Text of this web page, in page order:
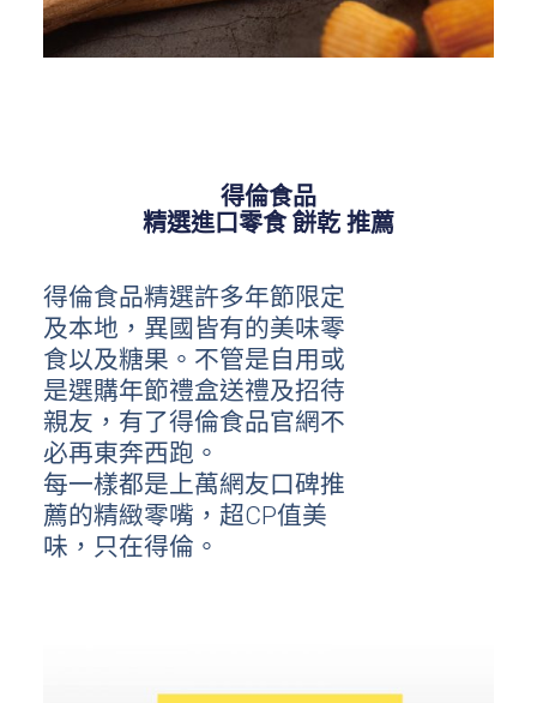
得倫食品
精選進口零食 餅乾 推薦
得倫食品精選許多年節限定
及本地，異國皆有的美味零
食以及糖果。不管是自用或
是選購年節禮盒送禮及招待
親友，有了得倫食品官網不
必再東奔西跑。
每一樣都是上萬網友口碑推
薦的精緻零嘴，超CP值美
味，只在得倫。